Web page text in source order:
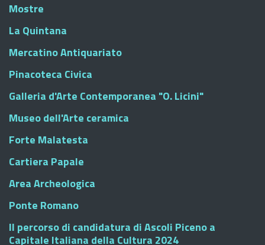
Mostre
La Quintana
Mercatino Antiquariato
Pinacoteca Civica
Galleria d'Arte Contemporanea "O. Licini"
Museo dell'Arte ceramica
Forte Malatesta
Cartiera Papale
Area Archeologica
Ponte Romano
Il percorso di candidatura di Ascoli Piceno a
Capitale Italiana della Cultura 2024